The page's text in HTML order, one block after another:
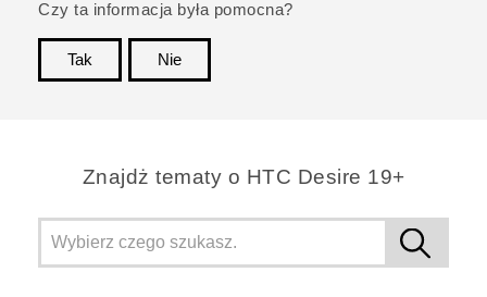
Czy ta informacja była pomocna?
Tak
Nie
Znajdż tematy o ‎HTC Desire 19+‎